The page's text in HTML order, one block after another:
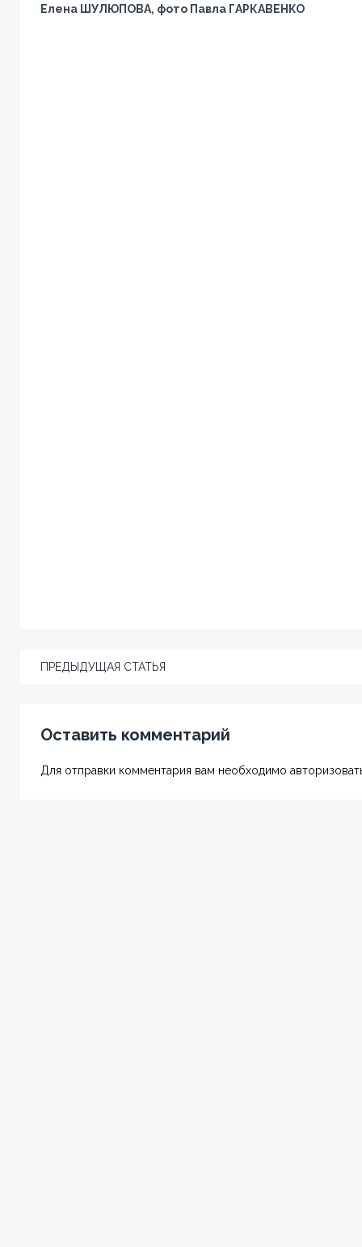
Елена ШУЛЮПОВА, фото Павла ГАРКАВЕНКО
ПРЕДЫДУЩАЯ СТАТЬЯ
Оставить комментарий
Для отправки комментария вам необходимо